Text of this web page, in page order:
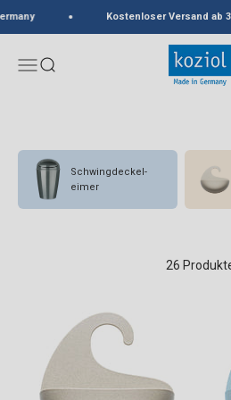
Kostenloser Versand ab 39
MenüSuche
koziol
Schwingdeckel-
eimer
26